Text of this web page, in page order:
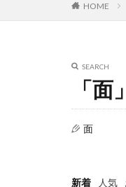
HOME
SEARCH
「
面
新着 人気